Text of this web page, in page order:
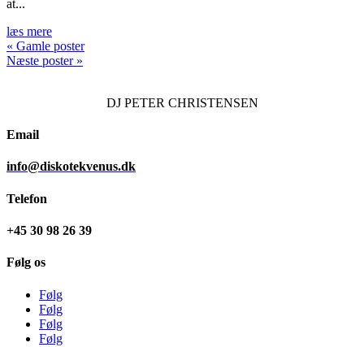
at...
læs mere
« Gamle poster
Næste poster »
DJPETER CHRISTENSEN
Email
info@diskotekvenus.dk
Telefon
+45 30 98 26 39
Følg os
Følg
Følg
Følg
Følg